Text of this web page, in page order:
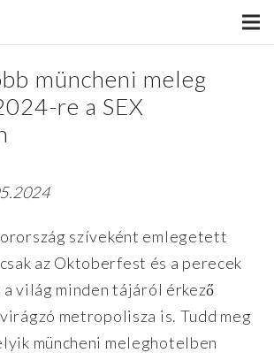
müncheni meleg
re a SEX
szíveként emlegetett
az Oktoberfest és a perecek
a világ minden tájáról érkező
metropolisza is. Tudd meg
müncheni meleghotelben